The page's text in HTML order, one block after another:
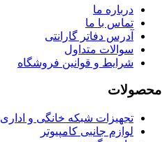
درباره ما
تماس با ما
آدرس دفاتر گارانتی
سوالات متداول
شرایط و قوانین فروشگاه
محصولات
تجهیزات شبکه خانگی و اداری
لوازم جانبی کامپیوتر